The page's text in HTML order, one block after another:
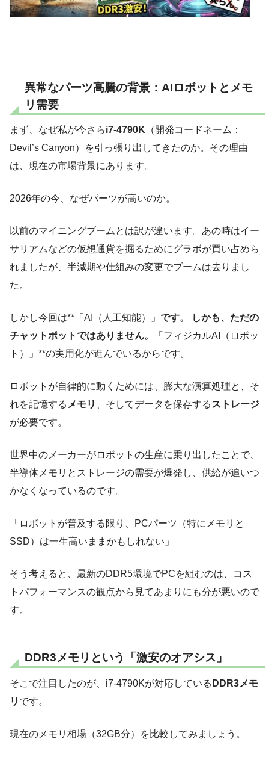
異常なパーツ高騰の背景：AIロボットとメモ
リ需要
まず、なぜ私が今さらi7-4790K （開発コードネーム：
Devil’s Canyon）を引っ張り出してきたのか。その理由
は、現在の市場背景にあります。
2026年の今、なぜパーツが高いのか。
以前のマイニングブームとは訳が違います。あの時はイー
サリアムなどの仮想通貨を掘るためにグラボが買い占めら
れましたが、半減期や仕組みの変更でブームは去りまし
た。
しかし今回は**「AI（人工知能）」 です。 しかも、ただの
チャットボットではありません。
「フィジカルAI（ロボッ
ト）」**の実用化が進んでいるからです。
ロボットが自律的に動くためには、膨大な演算処理と、そ
れを記憶するメモリ 、そしてデータを保存するストレージ
が必要です。
世界中のメーカーがロボットの生産に乗り出したことで、
半導体メモリとストレージの需要が爆発し、供給が追いつ
かなくなっているのです。
「ロボットが普及する限り、PCパーツ（特にメモリと
SSD）は一生高いままかもしれない」
そう考えると、最新のDDR5環境でPCを組むのは、コス
トパフォーマンスの観点から見てあまりにも分が悪いので
す。
DDR3メモリという「激安のオアシス」
そこで注目したのが、i7-4790Kが対応している DDR3メモ
リ です。
現在のメモリ相場（32GB分）を比較してみましょう。